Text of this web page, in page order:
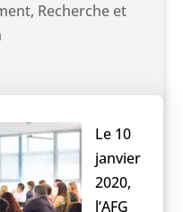
, Recherche et
Le 10
janvier
2020,
l’AFG